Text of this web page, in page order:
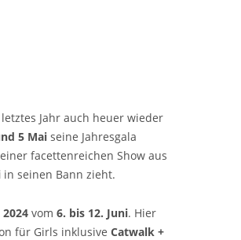
Jahr auch heuer wieder
5 Maiseine Jahresgala
facettenreichen Show aus
in seinen Bann zieht.
vom 6. bis 12. Juni. Hier
für Girls inklusive Catwalk +